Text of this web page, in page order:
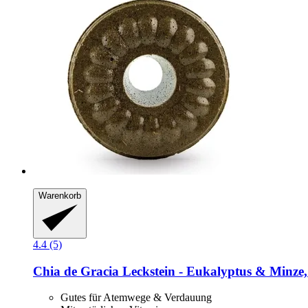
Warenkorb
4.4 (5)
Chia de Gracia Leckstein -​ Eukalyptus &
Gutes für Atemwege & Verdauung